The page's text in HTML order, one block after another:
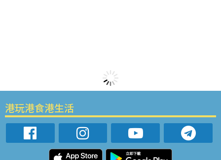
港玩港食港生活